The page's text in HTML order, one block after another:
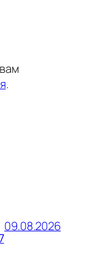
.
09.08.2026